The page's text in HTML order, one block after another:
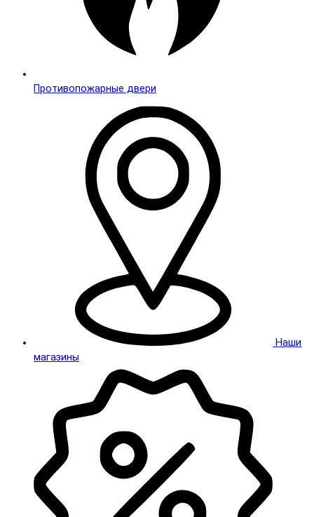
Противопожарные двери
Наши
магазины